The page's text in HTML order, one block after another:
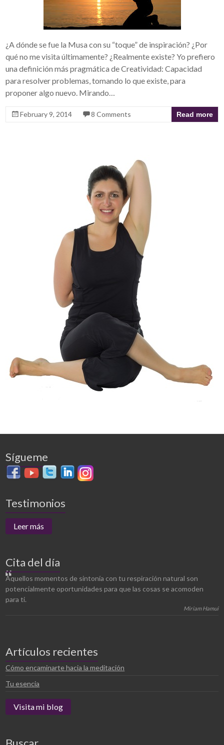
¿A dónde se fue la Musa con su “toque” de inspiración? ¿Por
qué no me visita últimamente? ¿Realmente existe? Yo prefiero
una definición más pragmática de Creatividad: Capacidad
para resolver problemas, tomando lo que existe, para
proponer algo nuevo. Mirando…
February 9, 2014 8 Comments Read more
Sígueme
Testimonios
Leer más
Cita del día
Aquellos momentos de sintonía con tu respiración natural son
potencialmente oportunidades para que las cosas se acomoden
para ti.
Miriam Hamui
Artículos recientes
Cómo encaminarte hacia la meditación
Tu esencia
Visita mi blog